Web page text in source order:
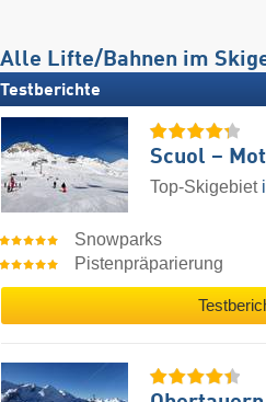
Alle Lifte/Bahnen im
Testberichte
Scuol –
Top-Skigebiet
Snowparks
Pistenpräparierung